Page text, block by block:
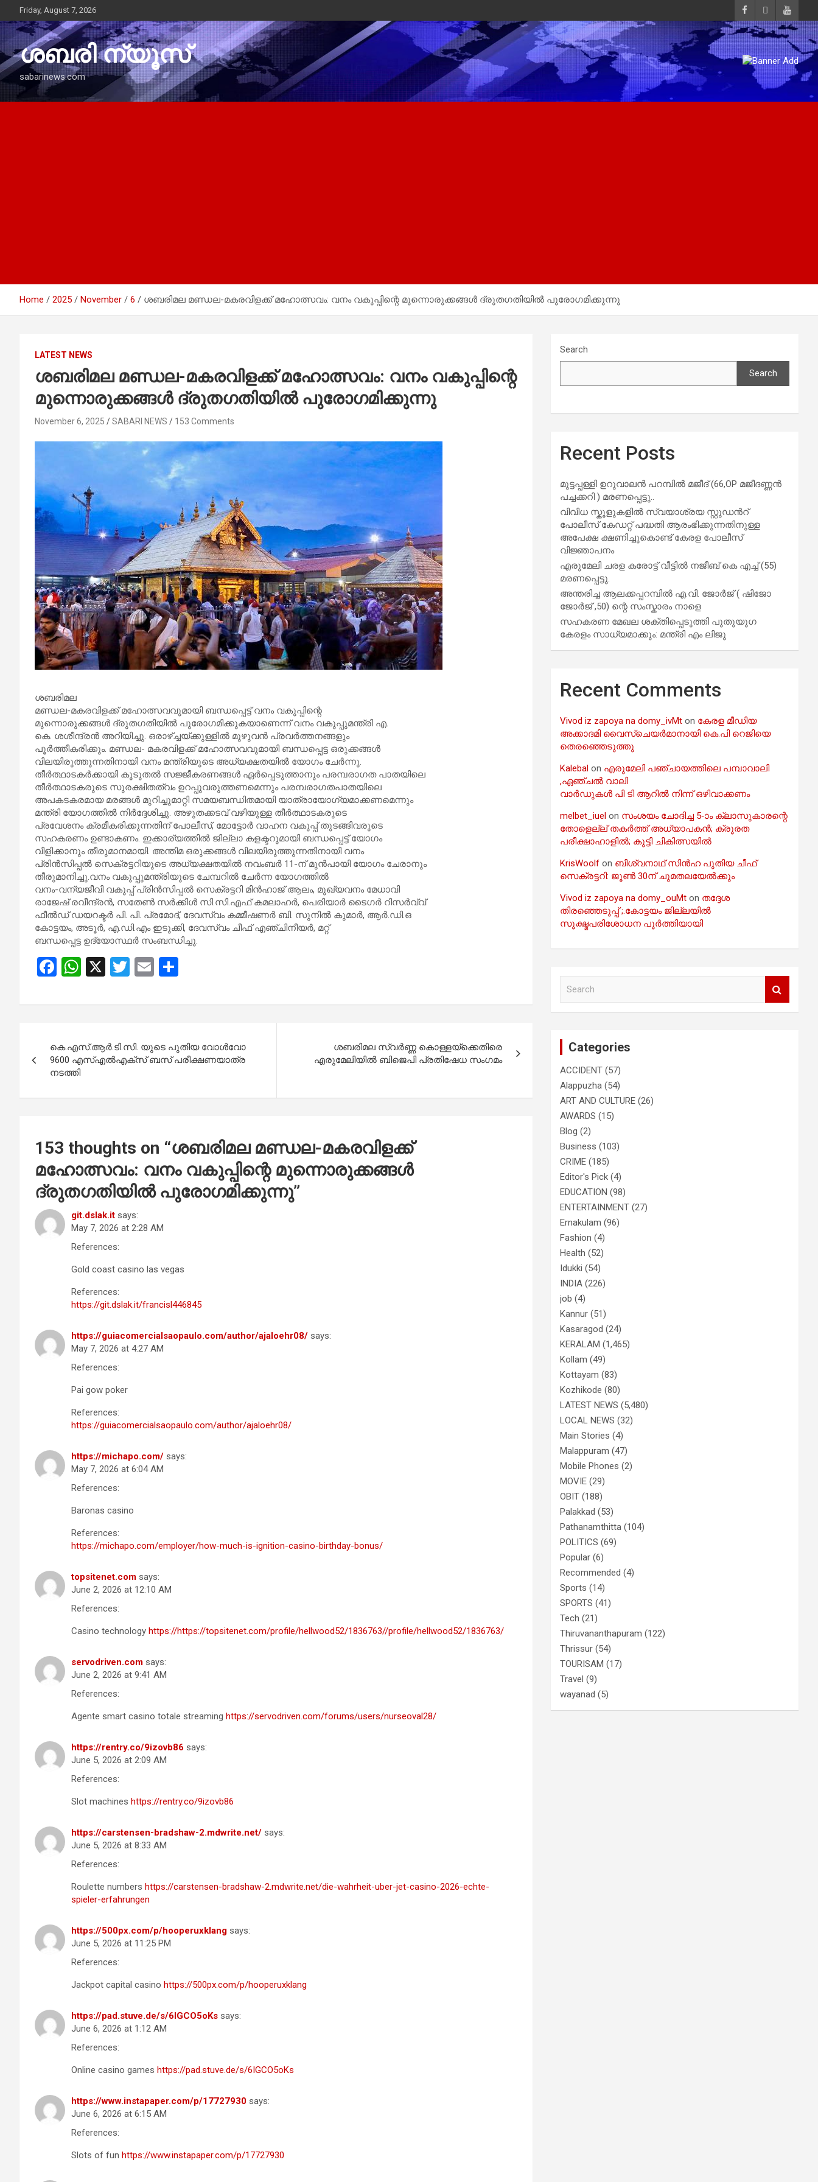
to
content
Friday, August 7, 2026
ശബരി ന്യൂസ്
sabarinews.com
Home 2025 November 6 ശബരിമല മണ്ഡല-മകരവിളക്ക് മഹോത്സവം: വനം വകുപ്പിന്റെ മുന്നൊരുക്കങ്ങൾ ദ്രുതഗതിയിൽ പുരോഗമിക്കുന്നു
LATEST NEWS
ശബരിമല മണ്ഡല-മകരവിളക്ക് മഹോത്സവം: വനം വകുപ്പിന്റെ
മുന്നൊരുക്കങ്ങൾ ദ്രുതഗതിയിൽ പുരോഗമിക്കുന്നു
November 6, 2025 SABARI NEWS 153 Comments
ശബരിമല
മണ്ഡല-മകരവിളക്ക് മഹോത്സവവുമായി ബന്ധപ്പെട്ട് വനം വകുപ്പിന്റെ
മുന്നൊരുക്കങ്ങൾ ദ്രുതഗതിയിൽ പുരോഗമിക്കുകയാണെന്ന് വനം വകുപ്പുമന്ത്രി എ.
കെ. ശശീന്ദ്രൻ അറിയിച്ചു. ഒരാഴ്ച്ചയ്ക്കുള്ളിൽ മുഴുവൻ പ്രവർത്തനങ്ങളും
പൂർത്തീകരിക്കും. മണ്ഡല- മകരവിളക്ക് മഹോത്സവവുമായി ബന്ധപ്പെട്ട ഒരുക്കങ്ങൾ
വിലയിരുത്തുന്നതിനായി വനം മന്ത്രിയുടെ അധ്യക്ഷതയിൽ യോഗം ചേർന്നു.
തീർത്ഥാടകർക്കായി കൂടുതൽ സജ്ജീകരണങ്ങൾ ഏർപ്പെടുത്താനും പരമ്പരാഗത പാതയിലെ
തീർത്ഥാടകരുടെ സുരക്ഷിതത്വം ഉറപ്പുവരുത്തണമെന്നും പരമ്പരാഗതപാതയിലെ
അപകടകരമായ മരങ്ങൾ മുറിച്ചുമാറ്റി സമയബന്ധിതമായി യാത്രായോഗ്യമാക്കണമെന്നും
മന്ത്രി യോഗത്തിൽ നിർദ്ദേശിച്ചു. അഴുതക്കടവ് വഴിയുള്ള തീർത്ഥാടകരുടെ
പ്രവേശനം ക്രമീകരിക്കുന്നതിന് പോലീസ്, മോട്ടോർ വാഹന വകുപ്പ് തുടങ്ങിവരുടെ
സഹകരണം ഉണ്ടാകണം. ഇക്കാര്യത്തിൽ ജില്ലാ കളക്ടറുമായി ബന്ധപ്പെട്ട് യോഗം
വിളിക്കാനും തീരുമാനമായി. അന്തിമ ഒരുക്കങ്ങൾ വിലയിരുത്തുന്നതിനായി വനം
പ്രിൻസിപ്പൽ സെക്രട്ടറിയുടെ അധ്യക്ഷതയിൽ നവംബർ 11-ന് മുൻപായി യോഗം ചേരാനും
തീരുമാനിച്ചു.വനം വകുപ്പുമന്ത്രിയുടെ ചേമ്പറിൽ ചേർന്ന യോഗത്തിൽ
വനം-വന്യജീവി വകുപ്പ് പ്രിൻസിപ്പൽ സെക്രട്ടറി മിൻഹാജ് ആലം, മുഖ്യവനം മേധാവി
രാജേഷ് രവീന്ദ്രൻ, സതേൺ സർക്കിൾ സി.സി.എഫ് കമലാഹർ, പെരിയാർ ടൈഗർ റിസർവ്വ്
ഫീൽഡ് ഡയറക്ടർ പി. പി. പ്രമോദ്, ദേവസ്വം കമ്മീഷണർ ബി. സുനിൽ കുമാർ, ആർ.ഡി.ഒ
കോട്ടയം, അടൂർ, എ.ഡി.എം ഇടുക്കി, ദേവസ്വം ചീഫ് എഞ്ചിനീയർ, മറ്റ്
ബന്ധപ്പെട്ട ഉദ്യോസ്ഥർ സംബന്ധിച്ചു.
F
ce
o
o
k
W
at
A
p
X
T
tt
E
ail ar
navigation
കെ.എസ്.ആർ.ടി.സി. യുടെ പുതിയ വോൾവോ
9600 എസ്എൽഎക്‌സ് ബസ് പരീക്ഷണയാത്ര
നടത്തി
ശബരിമല സ്വർണ്ണ കൊള്ളയ്ക്കെതിരെ
എരുമേലിയിൽ ബിജെപി പ്രതിഷേധ സംഗമം
153 thoughts on “ശബരിമല മണ്ഡല-മകരവിളക്ക്
മഹോത്സവം: വനം വകുപ്പിന്റെ മുന്നൊരുക്കങ്ങൾ
ദ്രുതഗതിയിൽ പുരോഗമിക്കുന്നു”
git.dslak.it says:
May 7, 2026 at 2:28 AM
References:
Gold coast casino las vegas
References:
https://git.dslak.it/francisl446845
https://guiacomercialsaopaulo.com/author/ajaloehr08/ says:
May 7, 2026 at 4:27 AM
References:
Pai gow poker
References:
https://guiacomercialsaopaulo.com/author/ajaloehr08/
https://michapo.com/ says:
May 7, 2026 at 6:04 AM
References:
Baronas casino
References:
https://michapo.com/employer/how-much-is-ignition-casino-birthday-bonus/
topsitenet.com says:
June 2, 2026 at 12:10 AM
References:
Casino technology https://https://topsitenet.com/profile/hellwood52/1836763//profile/hellwood52/1836763/
servodriven.com says:
June 2, 2026 at 9:41 AM
References:
Agente smart casino totale streaming https://servodriven.com/forums/users/nurseoval28/
https://rentry.co/9izovb86 says:
June 5, 2026 at 2:09 AM
References:
Slot machines https://rentry.co/9izovb86
https://carstensen-bradshaw-2.mdwrite.net/ says:
June 5, 2026 at 8:33 AM
References:
Roulette numbers https://carstensen-bradshaw-2.mdwrite.net/die-wahrheit-uber-jet-casino-2026-echte-
spieler-erfahrungen
https://500px.com/p/hooperuxklang says:
June 5, 2026 at 11:25 PM
References:
Jackpot capital casino https://500px.com/p/hooperuxklang
https://pad.stuve.de/s/6IGCO5oKs says:
June 6, 2026 at 1:12 AM
References:
Online casino games https://pad.stuve.de/s/6IGCO5oKs
https://www.instapaper.com/p/17727930 says:
June 6, 2026 at 6:15 AM
References:
Slots of fun https://www.instapaper.com/p/17727930
Search
Search
Recent Posts
മുട്ടപ്പള്ളി ഉറുവാലൻ പറമ്പിൽ മജീദ് (66,OP മജീദണ്ണൻ
പച്ചക്കറി ) മരണപ്പെട്ടു..
വിവിധ സ്കൂളുകളില്‍ സ്വയാശ്രയ സ്റ്റുഡന്‍റ്
പോലീസ് കേഡറ്റ് പദ്ധതി ആരംഭിക്കുന്നതിനുള്ള
അപേക്ഷ ക്ഷണിച്ചുകൊണ്ട് കേരള പോലീസ്
വിജ്ഞാപനം
എരുമേലി ചരള കരോട്ട് വീട്ടിൽ നജീബ് കെ എച്ച് (55)
മരണപ്പെട്ടു.
അന്തരിച്ച ആ​ല​ക്ക​പ്പ​റമ്പിൽ​ എ.​വി. ജോ​ർ​ജ് ( ഷിജോ
ജോർജ് ,50) ന്റെ സംസ്കാരം നാളെ
സഹകരണ മേഖല ശക്തിപ്പെടുത്തി പുതുയുഗ
കേരളം സാധ്യമാക്കും: മന്ത്രി എം ലിജു
Recent Comments
Vivod iz zapoya na domy_ivMt on കേരള മീഡിയ
അക്കാദമി വൈസ്ചെയർമാനായി കെ.പി റെജിയെ
തെരഞ്ഞെടുത്തു
Kalebal on എരുമേലി പഞ്ചായത്തിലെ പമ്പാവാലി
,ഏഞ്ചൽ വാലി
വാർഡുകൾ പി ടി ആറിൽ നിന്ന് ഒഴിവാക്കണം
melbet_iuel on സംശയം ചോദിച്ച 5-ാം ക്ലാസുകാരന്റെ
തോളെല്ല് തകർത്ത് അധ്യാപകൻ; ക്രൂരത
പരീക്ഷാഹാളിൽ; കുട്ടി ചികിത്സയിൽ
KrisWoolf on ബിശ്വനാഥ് സിൻഹ പുതിയ ചീഫ്
സെക്രട്ടറി: ജൂൺ 30ന് ചുമതലയേൽക്കും
Vivod iz zapoya na domy_ouMt on തദ്ദേശ
തിരഞ്ഞെടുപ്പ് ;.കോട്ടയം ജില്ലയിൽ
സൂക്ഷ്മപരിശോധന പൂർത്തിയായി
Categories
ACCIDENT (57)
Alappuzha (54)
ART AND CULTURE (26)
AWARDS (15)
Blog (2)
Business (103)
CRIME (185)
Editor's Pick (4)
EDUCATION (98)
ENTERTAINMENT (27)
Ernakulam (96)
Fashion (4)
Health (52)
Idukki (54)
INDIA (226)
job (4)
Kannur (51)
Kasaragod (24)
KERALAM (1,465)
Kollam (49)
Kottayam (83)
Kozhikode (80)
LATEST NEWS (5,480)
LOCAL NEWS (32)
Main Stories (4)
Malappuram (47)
Mobile Phones (2)
MOVIE (29)
OBIT (188)
Palakkad (53)
Pathanamthitta (104)
POLITICS (69)
Popular (6)
Recommended (4)
Sports (14)
SPORTS (41)
Tech (21)
Thiruvananthapuram (122)
Thrissur (54)
TOURISAM (17)
Travel (9)
wayanad (5)